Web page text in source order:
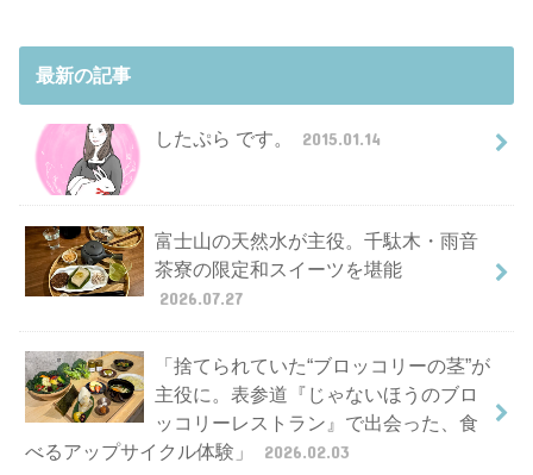
最新の記事
したぷら です。 2015.01.14
富士山の天然水が主役。千駄木・雨音
茶寮の限定和スイーツを堪能
2026.07.27
「捨てられていた“ブロッコリーの茎”が
主役に。表参道『じゃないほうのブロ
ッコリーレストラン』で出会った、食
べるアップサイクル体験」
2026.02.03